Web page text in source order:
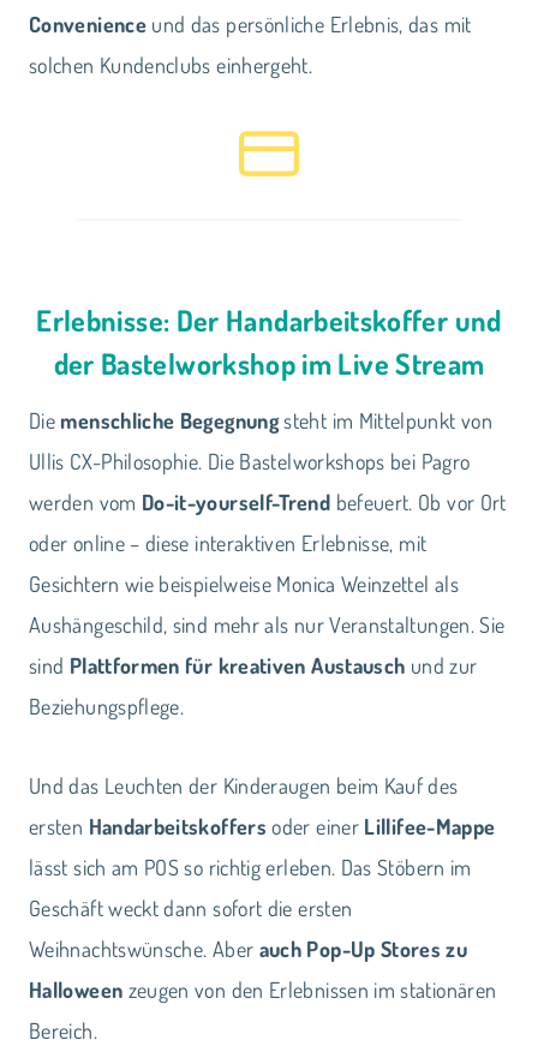
Convenience und das persönliche Erlebnis, das mit
solchen Kundenclubs einhergeht.
Erlebnisse: Der Handarbeitskoffer und
der Bastelworkshop im Live Stream
Die menschliche Begegnungsteht im Mittelpunkt von
Ullis CX-Philosophie. Die Bastelworkshops bei Pagro
werden vom Do-it-yourself-Trend befeuert. Ob vor Ort
oder online – diese interaktiven Erlebnisse, mit
Gesichtern wie beispielweise Monica Weinzettel als
Aushängeschild, sind mehr als nur Veranstaltungen. Sie
sind Plattformen für kreativen Austausch und zur
Beziehungspflege.
Und das Leuchten der Kinderaugen beim Kauf des
ersten Handarbeitskoffersoder einer Lillifee-Mappe
lässt sich am POS so richtig erleben. Das Stöbern im
Geschäft weckt dann sofort die ersten
Weihnachtswünsche. Aber auch Pop-Up Stores zu
Halloween zeugen von den Erlebnissen im stationären
Bereich.